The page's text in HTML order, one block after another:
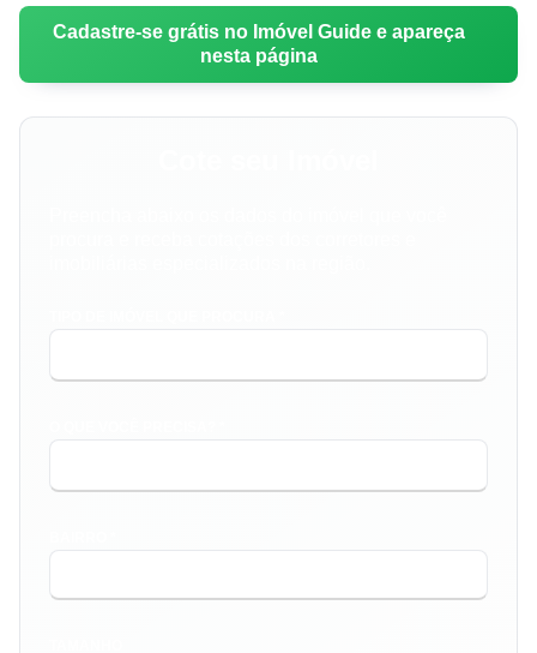
Cadastre-se grátis no Imóvel Guide e apareça
nesta página